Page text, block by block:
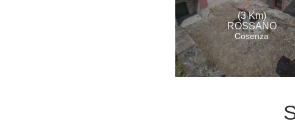
(3 Km)
ROSSANO
Cosenza